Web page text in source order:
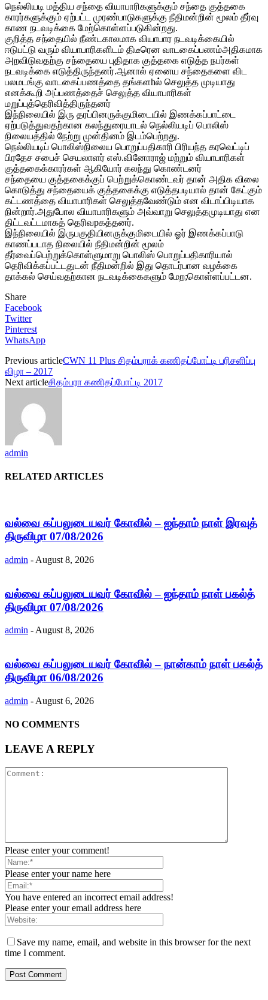
நெல்லியடி மத்திய சந்தை வியாபாரிகளுக்கும் சந்தை குத்தகை
காரர்களுக்கும் ஏற்பட்ட முரண்பாடுகளுக்கு நீதிமன்றின் மூலம் தீர்வு
காண நடவடிக்கை மேற்கொள்ளப்படுகின்றது.
குறித்த சந்தையில் நீண்டகாலமாக வியாபார நடவடிக்கையில்
ஈடுபட்டு வரும் வியாபாரிகளிடம் திடீரென வாடகைப்பணம்அதிகமாக
அறவிடுவதற்கு சந்தையை புதிதாக குத்தகை எடுத்த நபர்கள்
நடவடிக்கை எடுத்திருந்தனர்.ஆனால் ஏனைய சந்தைகளை விட
பலமடங்கு வாடகைப்பணத்தை தங்களhல் செலுத்த முடியாது
எனக்கூறி அப்பணத்தைச் செலுத்த வியாபாரிகள்
மறுப்புத்தெரிவித்திருந்தனர்
இந்நிலையில் இரு தரப்பினருக்குமிடையில் இணக்கப்பாட்டை
ஏற்படுத்துவதற்கான கலந்துரையாடல் நெல்லியடிப் பொலிஸ்
நிலையத்தில் நேற்று முன்தினம் இடம்பெற்றது.
நெல்லியடிப் பொலிஸ்நிலைய பொறுப்பதிகாரி பிரியந்த கரவெட்டிப்
பிரதேச சபைச் செயலாளர் எஸ்.வினோராஜ் மற்றும் வியாபாரிகள்
குத்தகைக்காரர்கள் ஆகியோர் கலந்து கொண்டனர்
சந்தையை குத்தகைக்குப் பெற்றுக்கொண்டவர் தான் அதிக விலை
கொடுத்து சந்தையைக் குத்தகைக்கு எடுத்தபடியால் தான் கேட்கும்
கட்டணத்தை வியாபாரிகள் செலுத்தவேண்டும் என விடாப்பிடியாக
நின்றார்.அதுபோல வியாபாரிகளும் அவ்வாறு செலுத்தமுடியாது என
திட்டவட்டமாகத் தெரிவpகத்தனர்.
இந்நிலையில் இருபகுதியினருக்குமிடையில் ஓர் இணக்கப்பாடு
காணப்படாத நிலையில் நீதிமன்றின் மூலம்
தீர்வைப்பெற்றுக்கொள்ளுமாறு பொலிஸ் பொறுப்பதிகாரியால்
தெரிவிக்கப்பட்டதுடன் நீதிமன்றில் இது தொடர்பான வழக்கை
தாக்கல் செய்வதற்கான நடவடிக்கைகளும் மேற;கொள்ளப்பட்டன.
Share
Facebook
Twitter
Pinterest
WhatsApp
Previous articleCWN 11 Plus சிதம்பராக் கணிதப்போட்டி பரிசளிப்பு
விழா – 2017
Next articleசிதம்பரா கணிதப்போட்டி 2017
admin
RELATED ARTICLES
வல்வை கப்பலுடையவர் கோவில் – ஐந்தாம் நாள் இரவுத்
திருவிழா 07/08/2026
admin - August 8, 2026
வல்வை கப்பலுடையவர் கோவில் – ஐந்தாம் நாள் பகல்த்
திருவிழா 07/08/2026
admin - August 8, 2026
வல்வை கப்பலுடையவர் கோவில் – நான்காம் நாள் பகல்த்
திருவிழா 06/08/2026
admin - August 6, 2026
NO COMMENTS
LEAVE A REPLY
Please enter your comment!
Please enter your name here
You have entered an incorrect email address!
Please enter your email address here
Save my name, email, and website in this browser for the next
time I comment.